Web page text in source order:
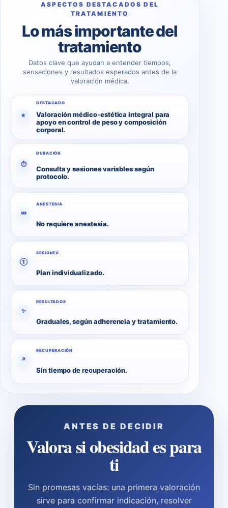
ASPECTOS DESTACADOS DEL
TRATAMIENTO
Lo más importante del
tratamiento
Datos clave que ayudan a entender tiempos,
sensaciones y resultados esperados antes de la
valoración médica.
★
DESTACADO
Valoración médico-estética integral para
apoyo en control de peso y composición
corporal.
⏱
DURACIÓN
Consulta y sesiones variables según
protocolo.
💤
ANESTESIA
No requiere anestesia.
①
SESIONES
Plan individualizado.
✨
RESULTADOS
Graduales, según adherencia y tratamiento.
↗
RECUPERACIÓN
Sin tiempo de recuperación.
ANTES DE DECIDIR
Valora si obesidad es para
ti
Sin promesas vacías: una primera valoración
sirve para confirmar indicación, resolver